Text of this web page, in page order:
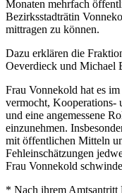
Monaten mehrfach
Bezirksstadträtin
mittragen zu können.
Dazu erklären die
Oeverdieck und Michael
Frau Vonnekold hat es
vermocht, Kooperations-
und eine angemessene
einzunehmen.
mit öffentlichen Mitteln
Fehleinschätzungen
Frau Vonnekold
* Nach ihrem Amtsantritt